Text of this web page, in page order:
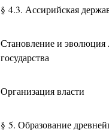
§ 4.3. Ассирийская
Становление и эволюция
государства
Организация власти
§ 5. Образование